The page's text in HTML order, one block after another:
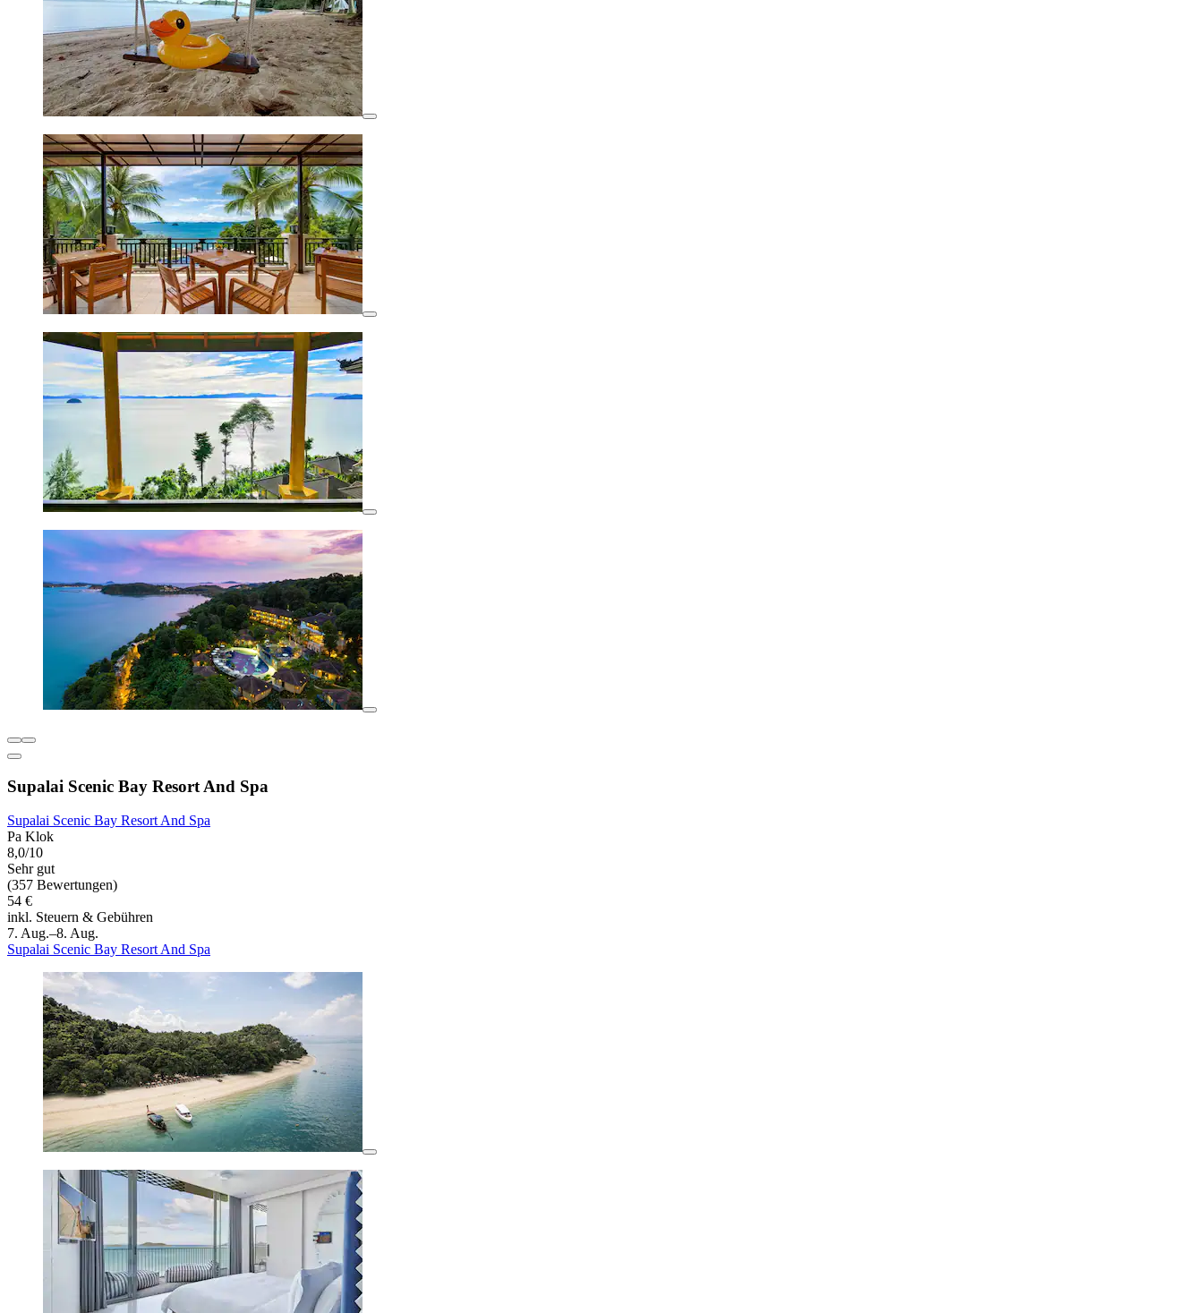
Supalai Scenic Bay Resort And Spa
Supalai Scenic Bay Resort And Spa
Pa Klok
8,0/10
Sehr gut
(357 Bewertungen)
54 €
inkl. Steuern & Gebühren
7. Aug.–8. Aug.
Supalai Scenic Bay Resort And Spa